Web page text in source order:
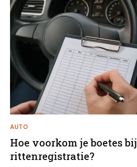
AUTO
Hoe voorkom je boetes bij
rittenregistratie?